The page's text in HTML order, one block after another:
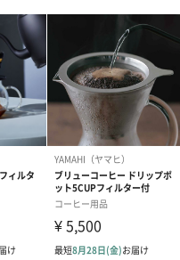
円）
せていただいておりま
ョンを選択された場合、